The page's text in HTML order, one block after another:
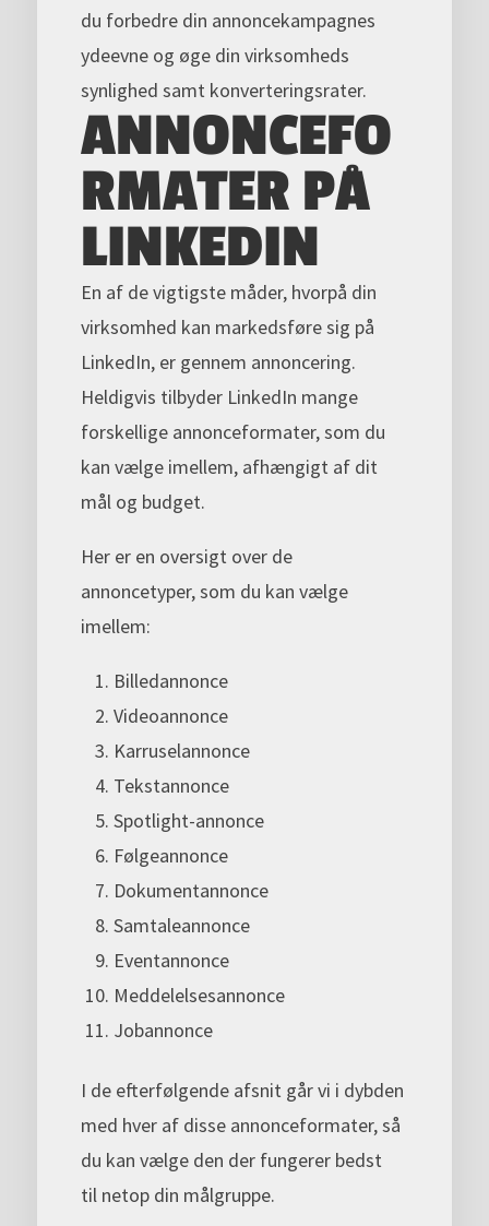
du forbedre din annoncekampagnes
ydeevne og øge din virksomheds
synlighed samt konverteringsrater.
ANNONCEFO
RMATER PÅ
LINKEDIN
En af de vigtigste måder, hvorpå din
virksomhed kan markedsføre sig på
LinkedIn, er gennem annoncering.
Heldigvis tilbyder LinkedIn mange
forskellige annonceformater, som du
kan vælge imellem, afhængigt af dit
mål og budget.
Her er en oversigt over de
annoncetyper, som du kan vælge
imellem:
Billedannonce
Videoannonce
Karruselannonce
Tekstannonce
Spotlight-annonce
Følgeannonce
Dokumentannonce
Samtaleannonce
Eventannonce
Meddelelsesannonce
Jobannonce
I de efterfølgende afsnit går vi i dybden
med hver af disse annonceformater, så
du kan vælge den der fungerer bedst
til netop din målgruppe.